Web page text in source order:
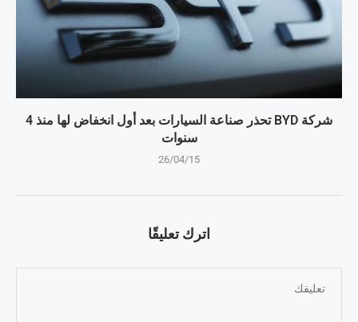
شركة BYD تحذر صناعة السيارات بعد أول انخفاض لها منذ 4
سنوات
26/04/15
اترك تعليقًا